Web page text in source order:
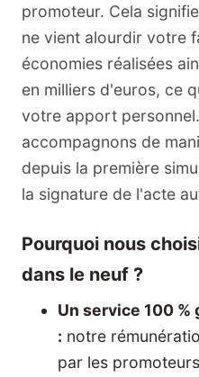
promoteur. Cela
ne vient alourdir votre
économies réalisées
en milliers d'euros, ce
votre apport
accompagnons de
depuis la première
la signature de l'acte
Pourquoi nous
dans le neuf ?
Un service 100
: notre
par les